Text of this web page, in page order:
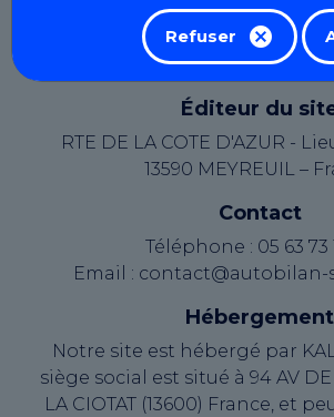
Refuser
capital de 19362,00 euros,
Registre du Commerce et des
Provence sous le numéro B
Éditeur du
RTE DE LA COTE D'AZUR -
13590 MEYREUIL –
Contact
Téléphone : 05 63 73
Email : contact@autobilan-
Hébergement
Notre site est hébergé par
siège social est situé à 94 AV DE
LA CIOTAT (13600) France, et